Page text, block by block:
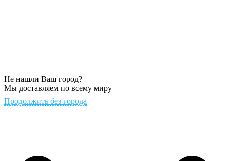
Не нашли Ваш город?
Мы доставляем по всему миру
Продолжить без города